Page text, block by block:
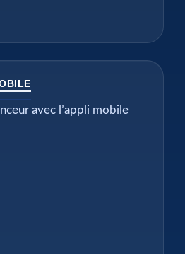
avec l’appli mobile